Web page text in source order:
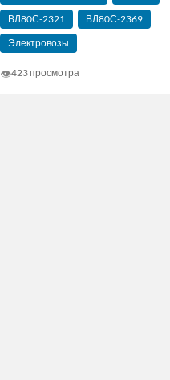
ВЛ80С-2321
ВЛ80С-2369
Электровозы
👁423 просмотра